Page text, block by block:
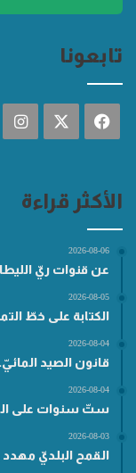
تابعونا
فيسبوك
الأكثر قراءة
2026-08-06
عن قنوات ريّ
2026-08-05
الكتابة على خطّ
2026-08-04
قانون الصيد
2026-08-04
ستّ سنوات على
2026-08-03
القمح البلديّ مهدد